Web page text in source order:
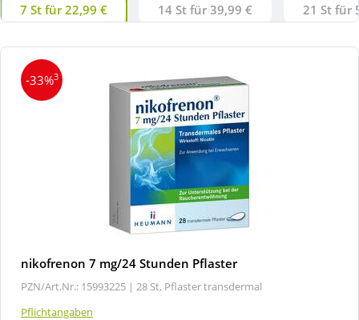
7 St für 22,99 € 14 St für 39,99 € 21 St für
-33%3
nikofrenon 7 mg/24 Stunden Pflaster
PZN/Art.Nr.: 15993225 | 28 St, Pflaster transdermal
Pflichtangaben